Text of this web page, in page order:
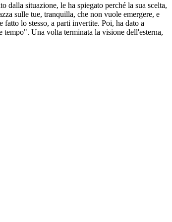
dalla situazione, le ha spiegato perché la sua scelta,
sulle tue, tranquilla, che non vuole emergere, e
fatto lo stesso, a parti invertite. Poi, ha dato a
Una volta terminata la visione dell'esterna,